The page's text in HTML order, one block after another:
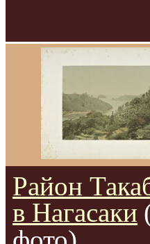
Район
в Нагасаки